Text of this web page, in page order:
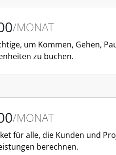
/MONAT
um Kommen, Gehen,
zu buchen.
/MONAT
für alle, die Kunden und
berechnen.